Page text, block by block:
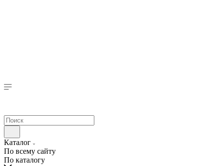
Каталог
По всему сайту
По каталогу